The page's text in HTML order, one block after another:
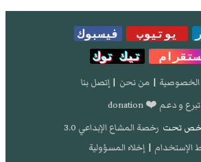
يوتيوب
فيسبوك
تيك توك
| من نحن | إتصل بنا
تبرع و دعم ❤️ donation
تحت رخصة المشاع الإبداعي 3.0
الإستخدام | إخلاء المسؤولية